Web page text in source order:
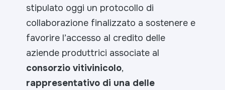
stipulato oggi un protocollo di
collaborazione finalizzato a sostenere e
favorire l’accesso al credito delle
aziende produttrici associate al
consorzio vitivinicolo,
rappresentativo di una delle